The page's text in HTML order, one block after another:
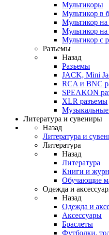
Мультикоры
Мультикор в
Мультикор
Мультикор на
Мультикор с
Разъемы
Назад
Разъемы
JACK, Mini
RCA и BNC
SPEAKON
XLR разъемы
Музыкальные
Литература и сувениры
Назад
Литература и
Литература
Назад
Литература
Книги и
Обучающие
Одежда и
Назад
Одежда и
Аксессуары
Браслеты
Футболки,